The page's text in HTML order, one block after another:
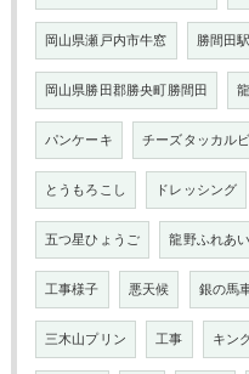
岡山県瀬戸内市牛窓 勝間田駅
岡山県勝田郡勝央町勝間田
パンケーキ チーズタッカルビ
とうもろこし ドレッシング
五つ星ひょうご 龍野ふれあ
工事様子 悪天候 銀の馬
三木山プリン 工事 キン